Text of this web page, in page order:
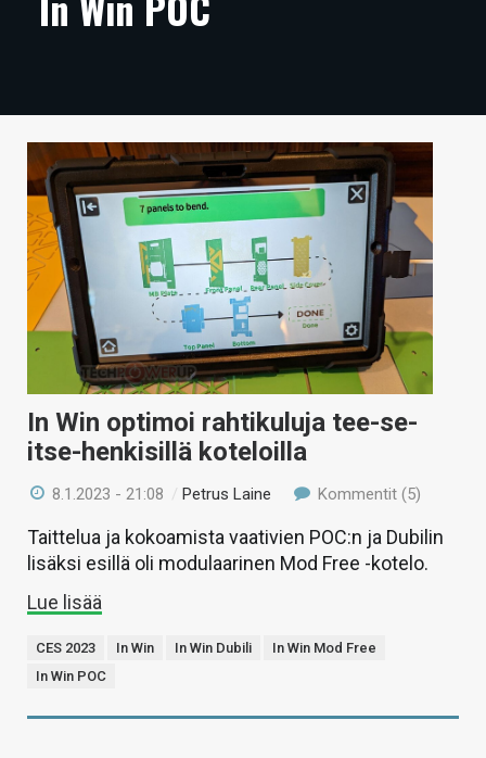
ARTIKKELIT
TECHBBS
TIETOA
HINTA.FI
KAUPPA
VAIHDA TEEMA
HAKU
In Win optimoi rahtikuluja tee-se-
itse-henkisillä koteloilla
8.1.2023 - 21:08 /Petrus Laine Kommentit (5)
Taittelua ja kokoamista vaativien POC:n ja Dubilin
lisäksi esillä oli modulaarinen Mod Free -kotelo.
Lue lisää
CES 2023 In Win In Win Dubili
In Win Mod Free
In Win POC